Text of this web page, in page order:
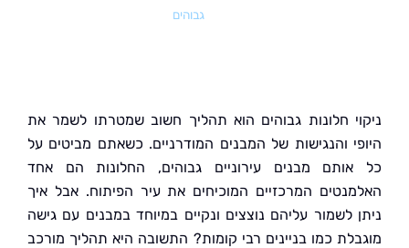
חלונות גבוהים הוא תהליך חשוב שמטרתו לשמר את
והנגישות של המבנים המודרניים. כשאתם מביטים על
מבנים עירוניים גבוהים, החלונות הם אחד
המרכזיים המוכיחים את עיר הפיתוח. אבל איך
לשמור עליהם נוצצים ונקיים במיוחד במבנים עם גישה
כמו בניינים רבי קומות? התשובה היא תהליך מורכב